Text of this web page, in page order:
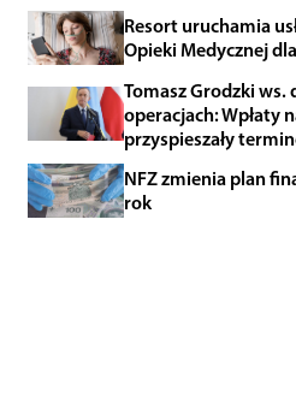
Resort uruchamia
Opieki Medycznej
Tomasz Grodzki ws.
operacjach: Wpłaty
przyspieszały
NFZ zmienia plan
rok